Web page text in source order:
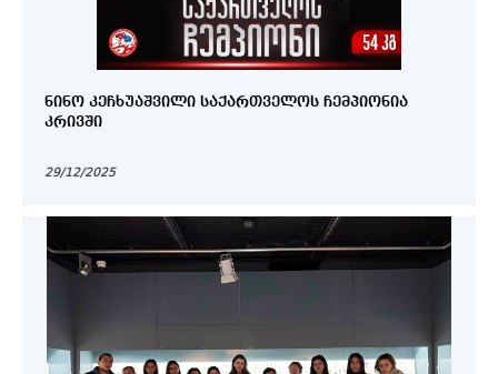
ᲜᲘᲜᲝ ᲙᲔᲩᲮᲣᲐᲨᲕᲘᲚᲘ ᲡᲐᲥᲐᲠᲗᲕᲔᲚᲝᲡ ᲩᲔᲛᲞᲘᲝᲜᲘᲐ
ᲙᲠᲘᲕᲨᲘ
29/12/2025